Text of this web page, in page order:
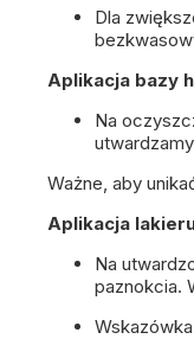
Dla
Aplikacja bazy
Na
Ważne, aby
Aplikacja
Na
paznokcia.